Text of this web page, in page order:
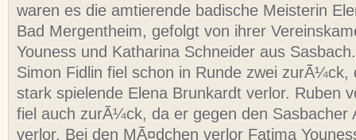
waren es die amtierende badische Meisterin
Bad Mergentheim, gefolgt von ihrer
Youness und Katharina Schneider aus
Simon Fidlin fiel schon in Runde zwei zurÃ¼ck,
stark spielende Elena Brunkardt verlor. Ruben
fiel auch zurÃ¼ck, da er gegen den Sasbacher
verlor. Bei den MÃ¤dchen verlor Fatima